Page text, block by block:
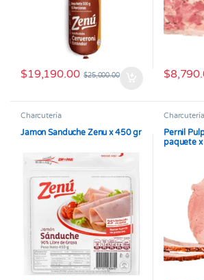
$19,190.00 $25,000.00 $
Charcutería
Jamon Sanduche Zenu x 450 gr
Charcutería
Pernil
paquete